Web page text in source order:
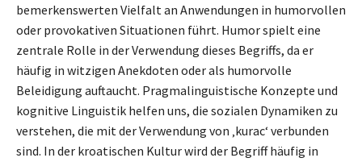
bemerkenswerten Vielfalt an Anwendungen in humorvollen
oder provokativen Situationen führt. Humor spielt eine
zentrale Rolle in der Verwendung dieses Begriffs, da er
häufig in witzigen Anekdoten oder als humorvolle
Beleidigung auftaucht. Pragmalinguistische Konzepte und
kognitive Linguistik helfen uns, die sozialen Dynamiken zu
verstehen, die mit der Verwendung von ‚kurac‘ verbunden
sind. In der kroatischen Kultur wird der Begriff häufig in